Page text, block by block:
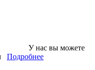
У нас вы можете
Подробнее